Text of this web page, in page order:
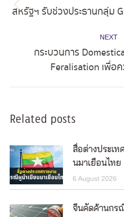
navigation
สหรัฐฯ รับช่วงประธานกลุ่ม
NEXT
Next
กระบวนการ
Feralisation เพื่อ
Related posts
สื่อต่างประเท
นมาเยือนไทย
6 August 2026
จีนคัดค้านกร